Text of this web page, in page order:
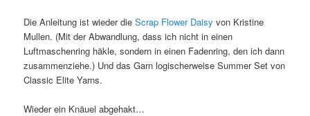
Die Anleitung ist wieder dieScrap Flower Daisy von Kristine
Mullen. (Mit der Abwandlung, dass ich nicht in einen
Luftmaschenring häkle, sondern in einen Fadenring, den ich dann
zusammenziehe.) Und das Garn logischerweise Summer Set von
Classic Elite Yarns.
Wieder ein Knäuel abgehakt…